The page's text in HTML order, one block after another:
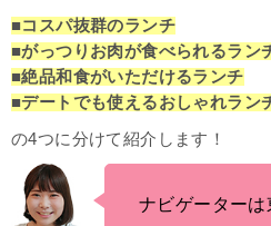
■コスパ抜群のランチ
■がっつりお肉が食べられるラン
■絶品和食がいただけるランチ
■デートでも使えるおしゃれラン
の4つに分けて紹介します！
ナビゲーター